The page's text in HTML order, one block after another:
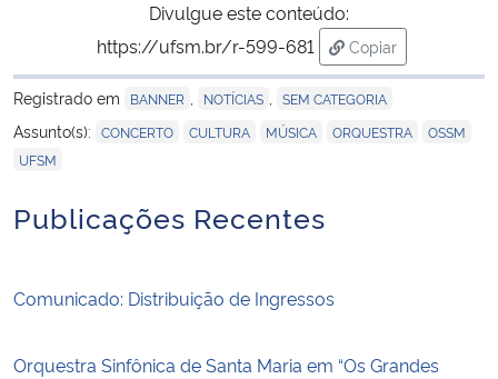
Divulgue este conteúdo:
https://ufsm.br/r-599-681
Copiar
para área de
Registrado em
BANNER NOTÍCIAS SEM CATEGORIA
Assunto(s): CONCERTO CULTURA MÚSICA ORQUESTRA OSSM
UFSM
Publicações Recentes
Comunicado: Distribuição de Ingressos
Orquestra Sinfônica de Santa Maria em “Os Grandes